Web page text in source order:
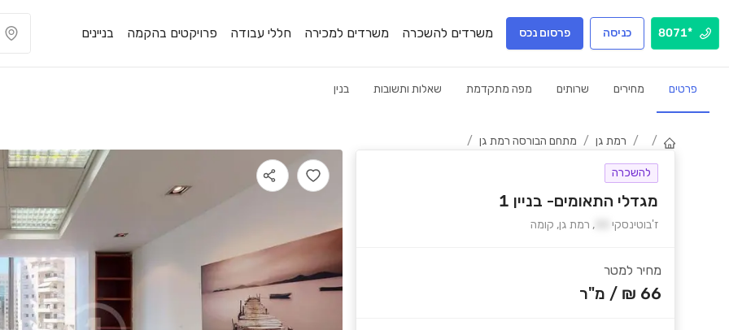
*8071 כניסה פרסום נכס משרדים להשכרה משרדים למכירה חללי עבודה פרויקטים בהקמה בניינים
פרטים מחירים שרותים מפה מתקדמת שאלות ותשובות בנין
/
/ רמת גן / מתחם הבורסה רמת גן /
להשכרה
מגדלי התאומים- בניין 1
ז'בוטינסקי , רמת גן, קומה
מחיר למטר
66 ₪
/ מ"ר